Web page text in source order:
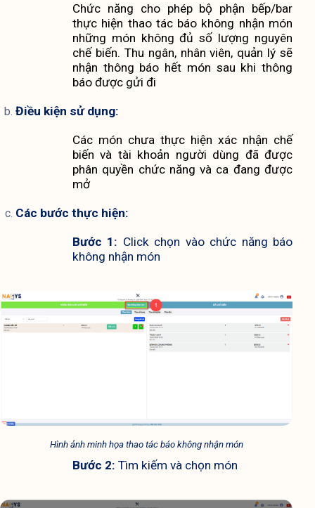
Chức năng cho phép bộ phận bếp/bar
thực hiện thao tác báo không nhận món
những món không đủ số lượng nguyên
chế biến. Thu ngân, nhân viên, quản lý sẽ
nhận thông báo hết món sau khi thông
báo được gửi đi
Điều kiện sử dụng:
Các món chưa thực hiện xác nhận chế
biến và tài khoản người dùng đã được
phân quyền chức năng và ca đang được
mở
Các bước thực hiện:
Bước 1: Click chọn vào chức năng báo
không nhận món
Hình ảnh minh họa thao tác báo không nhận món
Bước 2: Tìm kiếm và chọn món